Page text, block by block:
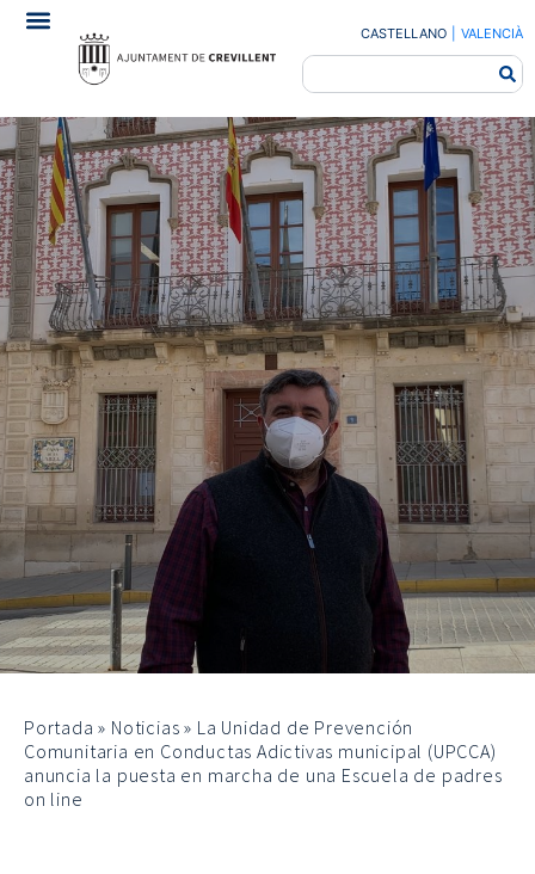
CASTELLANO VALENCIÀ
Portada » Noticias » La Unidad de Prevención
Comunitaria en Conductas Adictivas municipal (UPCCA)
anuncia la puesta en marcha de una Escuela de padres
on line